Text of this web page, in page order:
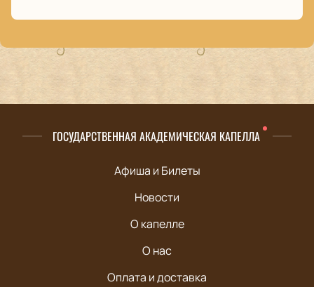
ГОСУДАРСТВЕННАЯ АКАДЕМИЧЕСКАЯ КАПЕЛЛА
Афиша и Билеты
Новости
О капелле
О нас
Оплата и доставка